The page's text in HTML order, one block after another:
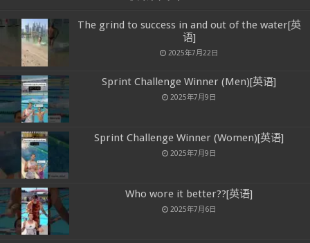
The grind to success in and out of the water[英
语]
2025年7月22日
Sprint Challenge Winner (Men)[英语]
2025年7月9日
Sprint Challenge Winner (Women)[英语]
2025年7月9日
Who wore it better??[英语]
2025年7月6日